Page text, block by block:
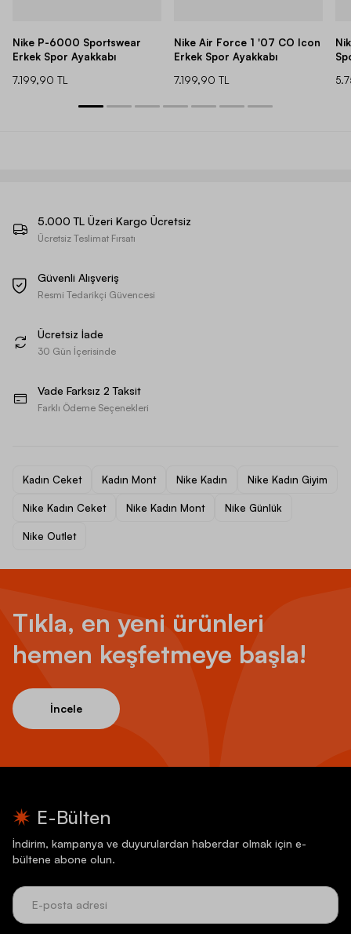
Nike P-6000 Sportswear
Erkek Spor Ayakkabı
7.199,90 TL
Nike Air Force 1 '07 CO Icon
Erkek Spor Ayakkabı
7.199,90 TL
5.000 TL Üzeri Kargo Ücretsiz
Ücretsiz Teslimat Fırsatı
Güvenli Alışveriş
Resmi Tedarikçi Güvencesi
Ücretsiz İade
30 Gün İçerisinde
Vade Farksız 2 Taksit
Farklı Ödeme Seçenekleri
Kadın Ceket Kadın Mont Nike Kadın Nike Kadın Giyim
Nike Kadın Ceket Nike Kadın Mont Nike Günlük
Nike Outlet
Tıkla, en yeni ürünleri
hemen keşfetmeye başla!
İncele
E-Bülten
İndirim, kampanya ve duyurulardan haberdar olmak için e-
bültene abone olun.